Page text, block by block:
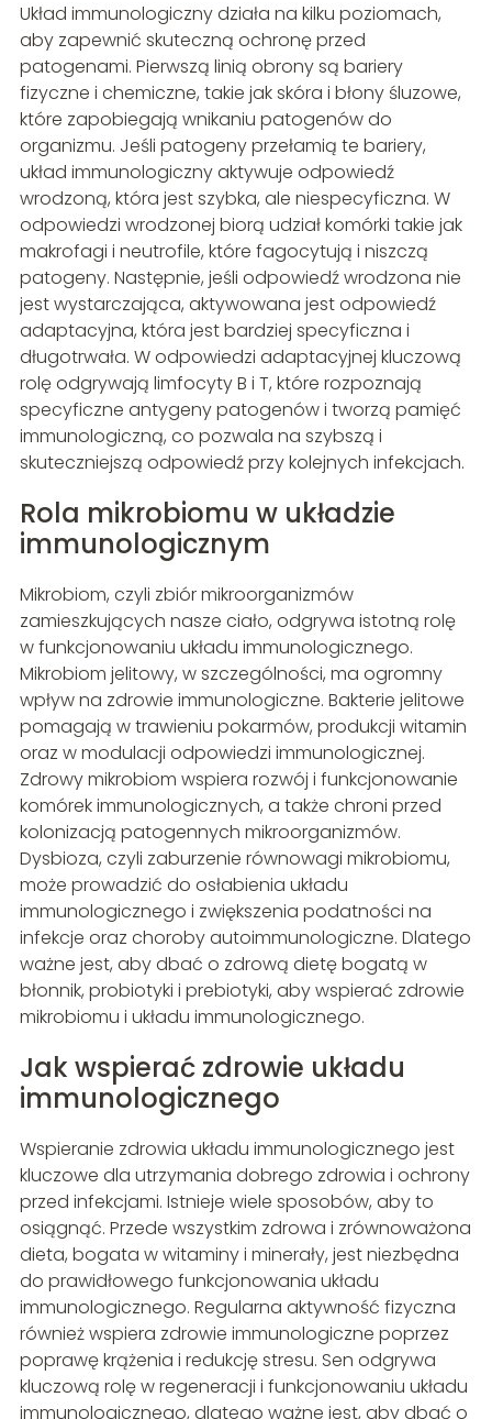
Układ immunologiczny działa na kilku poziomach,
aby zapewnić skuteczną ochronę przed
patogenami. Pierwszą linią obrony są bariery
fizyczne i chemiczne, takie jak skóra i błony śluzowe,
które zapobiegają wnikaniu patogenów do
organizmu. Jeśli patogeny przełamią te bariery,
układ immunologiczny aktywuje odpowiedź
wrodzoną, która jest szybka, ale niespecyficzna. W
odpowiedzi wrodzonej biorą udział komórki takie jak
makrofagi i neutrofile, które fagocytują i niszczą
patogeny. Następnie, jeśli odpowiedź wrodzona nie
jest wystarczająca, aktywowana jest odpowiedź
adaptacyjna, która jest bardziej specyficzna i
długotrwała. W odpowiedzi adaptacyjnej kluczową
rolę odgrywają limfocyty B i T, które rozpoznają
specyficzne antygeny patogenów i tworzą pamięć
immunologiczną, co pozwala na szybszą i
skuteczniejszą odpowiedź przy kolejnych infekcjach.
Rola mikrobiomu w układzie
immunologicznym
Mikrobiom, czyli zbiór mikroorganizmów
zamieszkujących nasze ciało, odgrywa istotną rolę
w funkcjonowaniu układu immunologicznego.
Mikrobiom jelitowy, w szczególności, ma ogromny
wpływ na zdrowie immunologiczne. Bakterie jelitowe
pomagają w trawieniu pokarmów, produkcji witamin
oraz w modulacji odpowiedzi immunologicznej.
Zdrowy mikrobiom wspiera rozwój i funkcjonowanie
komórek immunologicznych, a także chroni przed
kolonizacją patogennych mikroorganizmów.
Dysbioza, czyli zaburzenie równowagi mikrobiomu,
może prowadzić do osłabienia układu
immunologicznego i zwiększenia podatności na
infekcje oraz choroby autoimmunologiczne. Dlatego
ważne jest, aby dbać o zdrową dietę bogatą w
błonnik, probiotyki i prebiotyki, aby wspierać zdrowie
mikrobiomu i układu immunologicznego.
Jak wspierać zdrowie układu
immunologicznego
Wspieranie zdrowia układu immunologicznego jest
kluczowe dla utrzymania dobrego zdrowia i ochrony
przed infekcjami. Istnieje wiele sposobów, aby to
osiągnąć. Przede wszystkim zdrowa i zrównoważona
dieta, bogata w witaminy i minerały, jest niezbędna
do prawidłowego funkcjonowania układu
immunologicznego. Regularna aktywność fizyczna
również wspiera zdrowie immunologiczne poprzez
poprawę krążenia i redukcję stresu. Sen odgrywa
kluczową rolę w regeneracji i funkcjonowaniu układu
immunologicznego, dlatego ważne jest, aby dbać o